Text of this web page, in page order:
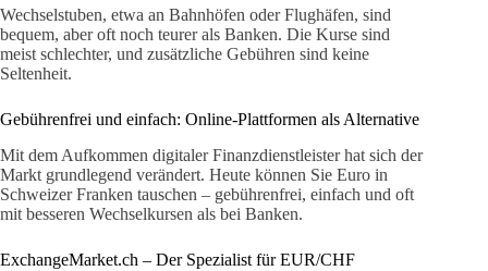
Wechselstuben, etwa an Bahnhöfen oder Flughäfen, sind
bequem, aber oft noch teurer als Banken. Die Kurse sind
meist schlechter, und zusätzliche Gebühren sind keine
Seltenheit.
Gebührenfrei und einfach: Online-Plattformen als Alternative
Mit dem Aufkommen digitaler Finanzdienstleister hat sich der
Markt grundlegend verändert. Heute können Sie Euro in
Schweizer Franken tauschen – gebührenfrei, einfach und oft
mit besseren Wechselkursen als bei Banken.
ExchangeMarket.ch – Der Spezialist für EUR/CHF